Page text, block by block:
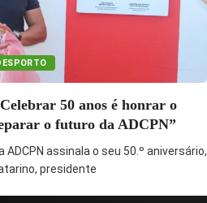
50 anos é honrar o
o futuro da ADCPN”
ADCPN assinala o seu 50.º aniversário,
presidente